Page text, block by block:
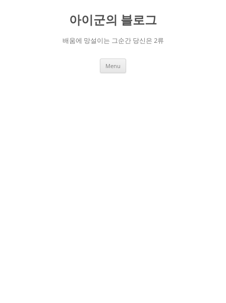
아이군의 블로그
배움에 망설이는 그순간 당신은 2류
Menu